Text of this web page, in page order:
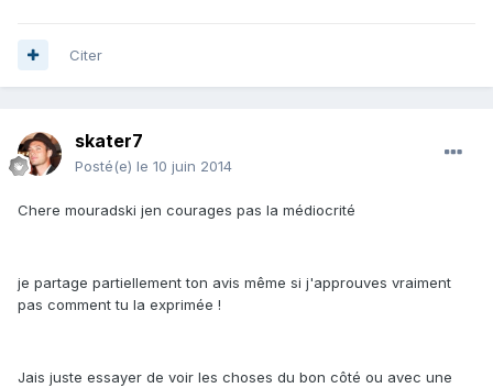
Citer
skater7
Posté(e) le 10 juin 2014
Chere mouradski jen courages pas la médiocrité
je partage partiellement ton avis même si j'approuves vraiment
pas comment tu la exprimée !
Jais juste essayer de voir les choses du bon côté ou avec une